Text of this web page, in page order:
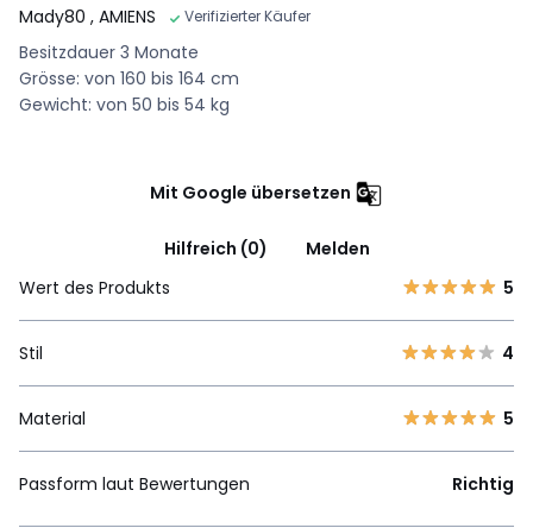
Mady80 , AMIENS Verifizierter Käufer
Besitzdauer 3 Monate
Grösse: von 160 bis 164 cm
Gewicht: von 50 bis 54 kg
Mit Google übersetzen
Hilfreich (0)
Melden
Wert des Produkts
5
Stil 4
Material 5
Passform laut Bewertungen Richtig